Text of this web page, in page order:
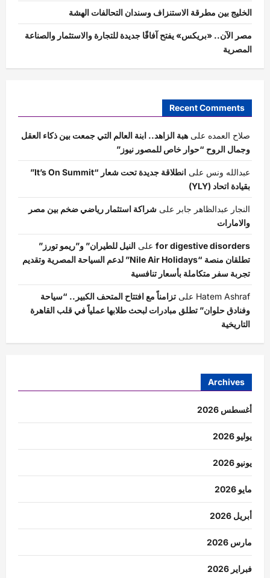
الخليج بين مطرقة الاستنزاف وسندان التحالفات الهشة
مصر الآن.. «بريكس» يفتح آفاقًا جديدة للتجارة والاستثمار والصناعة
المصرية
Recent Comments
صلاح العمده على هبة الزاهد.. ابنة العالم التي جمعت بين ذكاء العقل
وجمال الروح “حوار خاص للمصور نيوز”
عبدالله ونس على
انطلاقة جديدة تحت شعار “It’s On Summit”
بقيادة اتحاد (YLY)
النجار عبدالظاهر جابر على شراكة استثمار رياضي ضخم بين مصر
والامارات
for digestive disorders على النيل للطيران” و”ريمو تورز”
تطلقان منصة “Nile Air Holidays” لدعم السياحة المصرية وتقديم
تجربة سفر متكاملة بأسعار تنافسية
Hatem Ashraf على تزامناً مع افتتاح المتحف الكبير.. “سياحة
وفنادق حلوان” تطلق مبادرات لبحث طلابها عملياً في قلب القاهرة
التاريخية
Archives
أغسطس 2026
يوليو 2026
يونيو 2026
مايو 2026
أبريل 2026
مارس 2026
فبراير 2026